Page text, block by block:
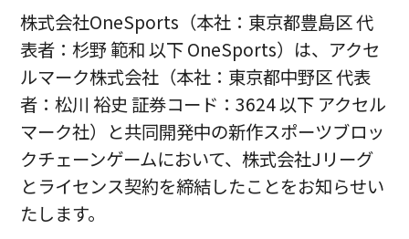
株式会社OneSports（本社：東京都豊島区 代
表者：杉野 範和 以下 OneSports）は、アクセ
ルマーク株式会社（本社：東京都中野区 代表
者：松川 裕史 証券コード：3624 以下 アクセル
マーク社）と共同開発中の新作スポーツブロッ
クチェーンゲームにおいて、株式会社Jリーグ
とライセンス契約を締結したことをお知らせい
たします。